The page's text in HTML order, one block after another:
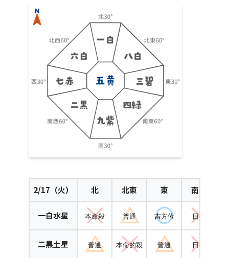
2/17（火） 北 北東 東 南東
一白水星 本命殺 普通 吉方位 日破
二黒土星 普通 本命的殺 普通 日破